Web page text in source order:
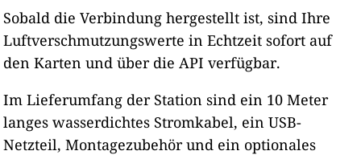
Sobald die Verbindung hergestellt ist, sind Ihre
Luftverschmutzungswerte in Echtzeit sofort auf
den Karten und über die API verfügbar.
Im Lieferumfang der Station sind ein 10 Meter
langes wasserdichtes Stromkabel, ein USB-
Netzteil, Montagezubehör und ein optionales